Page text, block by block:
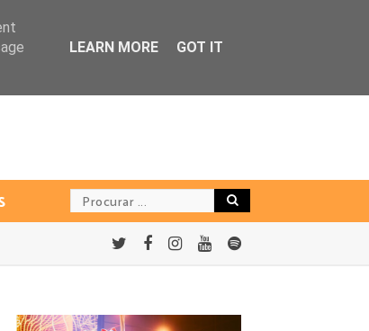
LEARN MORE GOT IT